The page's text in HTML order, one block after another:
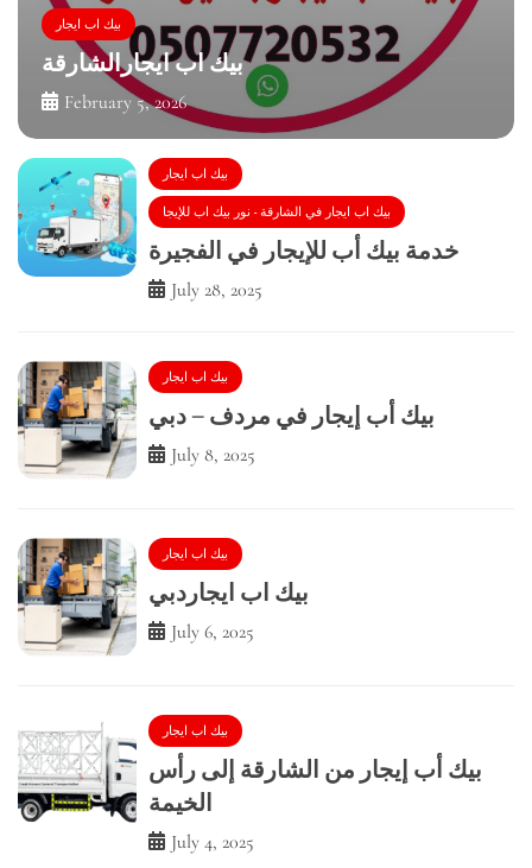
بيك اب ايجار
بيك اب ايجارالشارقة
February 5, 2026
بيك اب ايجار
بيك اب ايجار في الشارقة - نور بيك اب للإيجا
خدمة بيك أب للإيجار في الفجيرة
July 28, 2025
بيك اب ايجار
بيك أب إيجار في مردف – دبي
July 8, 2025
بيك اب ايجار
بيك اب ايجاردبي
July 6, 2025
بيك اب ايجار
بيك أب إيجار من الشارقة إلى رأس
الخيمة
July 4, 2025